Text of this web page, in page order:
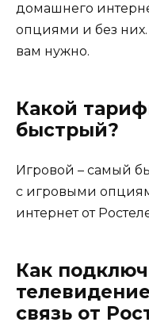
домашнего
опциями и без
вам нужно.
Какой
быстрый?
Игровой – самый
с игровыми
интернет от
Как
связь от